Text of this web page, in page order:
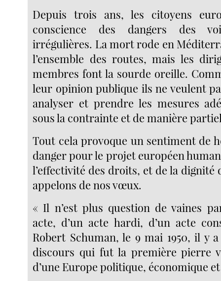
Depuis trois ans, les citoyens
conscience des dangers des
irrégulières. La mort rode en
l’ensemble des routes, mais les
membres font la sourde oreille.
leur opinion publique ils ne veulent
analyser et prendre les mesures
sous la contrainte et de manière
Tout cela provoque un sentiment de
danger pour le projet européen
l’effectivité des droits, et de la dignité
appelons de nos vœux.
« Il n’est plus question de vaines
acte, d’un acte hardi, d’un acte
Robert Schuman, le 9 mai 1950, il y
discours qui fut la première pierre
d’une Europe politique, économique